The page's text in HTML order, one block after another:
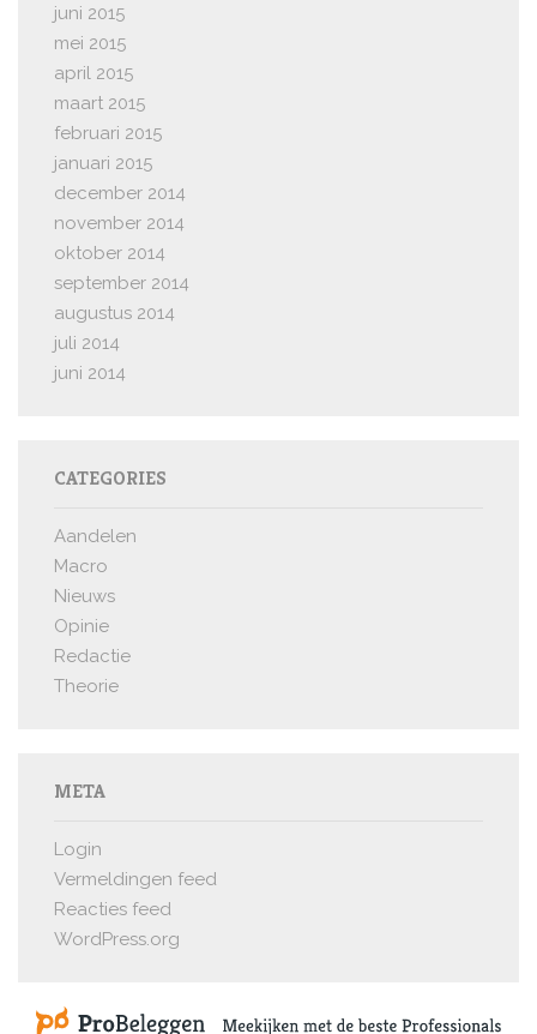
juni 2015
mei 2015
april 2015
maart 2015
februari 2015
januari 2015
december 2014
november 2014
oktober 2014
september 2014
augustus 2014
juli 2014
juni 2014
CATEGORIES
Aandelen
Macro
Nieuws
Opinie
Redactie
Theorie
META
Login
Vermeldingen feed
Reacties feed
WordPress.org